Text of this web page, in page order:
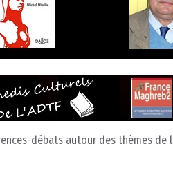
débats autour des thèmes